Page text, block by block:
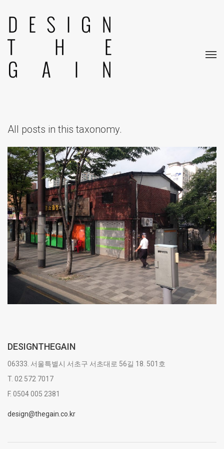
All posts in this taxonomy.
잠재적 공간
DESIGNTHEGAIN
06333. 서울특별시 서초구 서초대로 56길 18. 501호
T. 02 572 7017
F. 0504 005 2381
design@thegain.co.kr